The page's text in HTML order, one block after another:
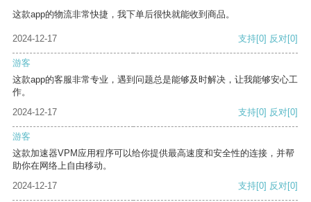
这款app的物流非常快捷，我下单后很快就能收到商品。
2024-12-17 支持[0] 反对[0]
游客
这款app的客服非常专业，遇到问题总是能够及时解决，让我能够安心工
作。
2024-12-17
支持[0] 反对[0]
游客
这款加速器VPM应用程序可以给你提供最高速度和安全性的连接，并帮
助你在网络上自由移动。
2024-12-17
支持[0] 反对[0]